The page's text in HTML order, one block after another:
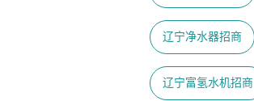
辽宁净水器招商
辽宁富氢水机招商